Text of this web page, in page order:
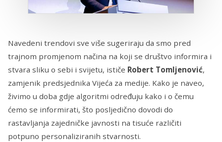
Navedeni trendovi sve više sugeriraju da smo pred
trajnom promjenom načina na koji se društvo informira i
stvara sliku o sebi i svijetu, ističe Robert Tomljenović,
zamjenik predsjednika Vijeća za medije. Kako je naveo,
živimo u doba gdje algoritmi određuju kako i o čemu
ćemo se informirati, što posljedično dovodi do
rastavljanja zajedničke javnosti na tisuće različiti
potpuno personaliziranih stvarnosti.